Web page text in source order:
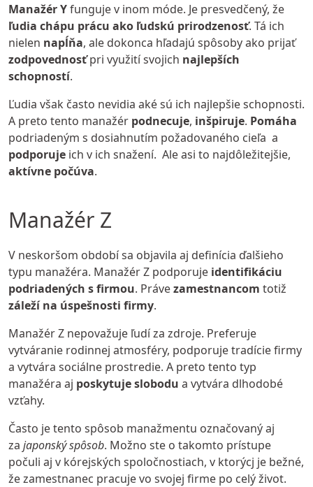
Manažér Yfunguje v inom móde. Je presvedčený, že
ľudia chápu prácu ako ľudskú prirodzenosť. Tá ich
nielen napĺňa, ale dokonca hľadajú spôsoby ako prijať
zodpovednosťpri využití svojich najlepších
schopností.
Ľudia však často nevidia aké sú ich najlepšie schopnosti.
A preto tento manažér podnecuje, inšpiruje. Pomáha
podriadeným s dosiahnutím požadovaného cieľa a
podporuje ich v ich snažení. Ale asi to najdôležitejšie,
aktívne počúva.
Manažér Z
V neskoršom období sa objavila aj definícia ďalšieho
typu manažéra. Manažér Z podporuje identifikáciu
podriadených s firmou. Právezamestnancom totiž
záleží na úspešnosti firmy.
Manažér Z nepovažuje ľudí za zdroje. Preferuje
vytváranie rodinnej atmosféry, podporuje tradície firmy
a vytvára sociálne prostredie. A preto tento typ
manažéra aj poskytuje slobodu a vytvára dlhodobé
vzťahy.
Často je tento spôsob manažmentu označovaný aj
za japonský spôsob. Možno ste o takomto prístupe
počuli aj v kórejských spoločnostiach, v ktorýcj je bežné,
že zamestnanec pracuje vo svojej firme po celý život.